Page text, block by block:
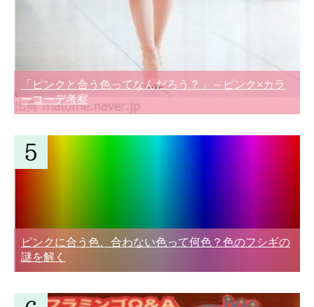
「ピンクと合う色ってなんだろう？」～ピンク×カラ
ーコーデ考察
ピンクに合う色、合わない色って何色？色のフシギの
謎を解く